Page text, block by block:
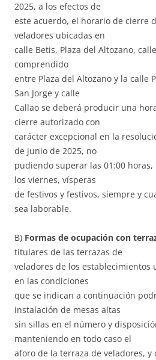
2025, a los efectos de
este acuerdo, el horario de cierre
veladores ubicadas en
calle Betis, Plaza del Altozano,
comprendido
entre Plaza del Altozano y la calle
San Jorge y calle
Callao se deberá producir una
cierre autorizado con
carácter excepcional en la
de junio de 2025, no
pudiendo superar las 01:00
los viernes, vísperas
de festivos y festivos, siempre y
sea laborable.
B) Formas de ocupación con
titulares de las terrazas de
veladores de los establecimientos
en las condiciones
que se indican a continuación
instalación de mesas altas
sin sillas en el número y
manteniendo en todo caso el
aforo de la terraza de veladores,